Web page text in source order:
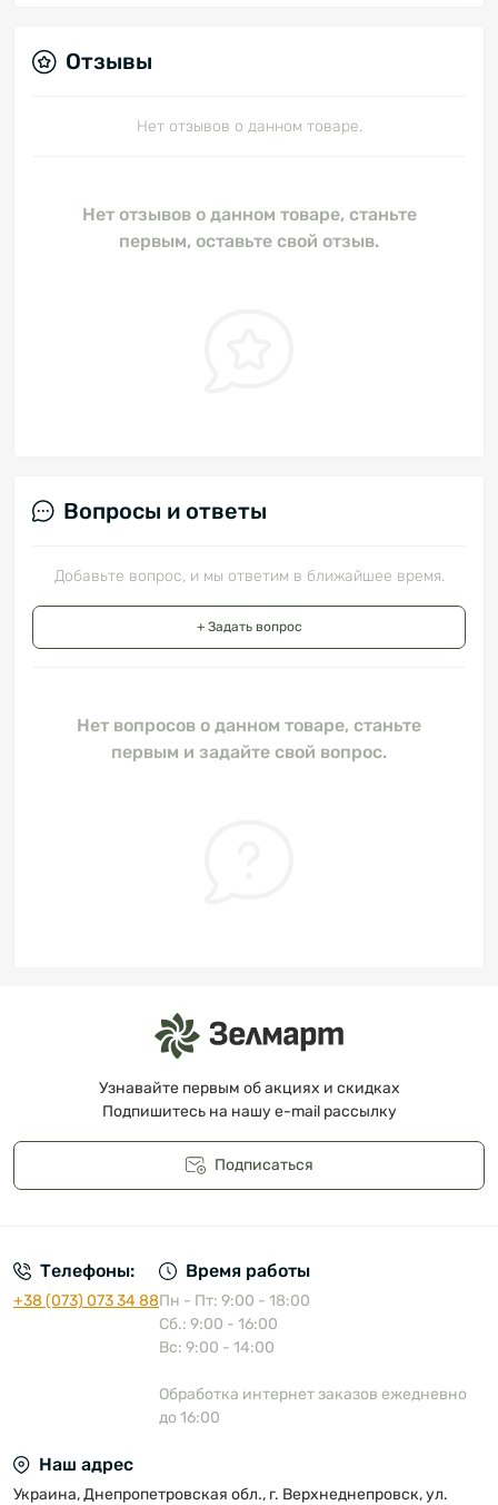
Отзывы
Нет отзывов о данном товаре.
Нет отзывов о данном товаре, станьте
первым, оставьте свой отзыв.
Вопросы и ответы
Добавьте вопрос, и мы ответим в ближайшее время.
+ Задать вопрос
Нет вопросов о данном товаре, станьте
первым и задайте свой вопрос.
Узнавайте первым об акциях и скидках
Подпишитесь на нашу e-mail рассылку
Подписаться
Телефоны:
+38 (073) 073 34 88
Время работы
Пн - Пт: 9:00 - 18:00
Сб.: 9:00 - 16:00
Вс: 9:00 - 14:00
Обработка интернет заказов ежедневно
до 16:00
Наш адрес
Украина, Днепропетровская обл., г. Верхнеднепровск, ул.